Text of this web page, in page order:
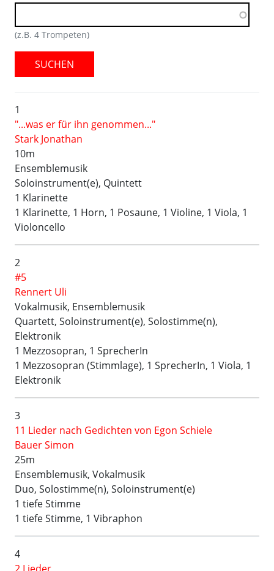
(z.B. 4 Trompeten)
SUCHEN
1
"...was er für ihn genommen..."
Stark Jonathan
10m
Ensemblemusik
Soloinstrument(e), Quintett
1 Klarinette
1 Klarinette, 1 Horn, 1 Posaune, 1 Violine, 1 Viola, 1
Violoncello
2
#5
Rennert Uli
Vokalmusik, Ensemblemusik
Quartett, Soloinstrument(e), Solostimme(n),
Elektronik
1 Mezzosopran, 1 SprecherIn
1 Mezzosopran (Stimmlage), 1 SprecherIn, 1 Viola, 1
Elektronik
3
11 Lieder nach Gedichten von Egon Schiele
Bauer Simon
25m
Ensemblemusik, Vokalmusik
Duo, Solostimme(n), Soloinstrument(e)
1 tiefe Stimme
1 tiefe Stimme, 1 Vibraphon
4